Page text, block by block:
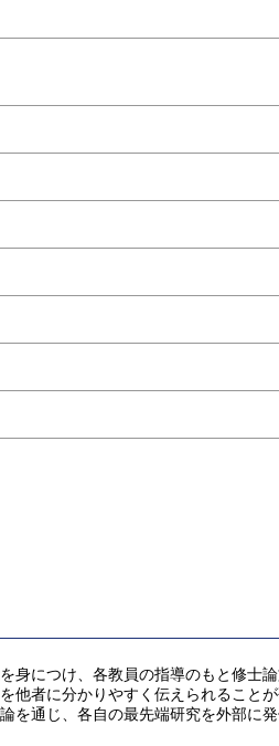
につけ、各教員の指導のもと修士
者に分かりやすく伝えられること
通じ、各自の最先端研究を外部に